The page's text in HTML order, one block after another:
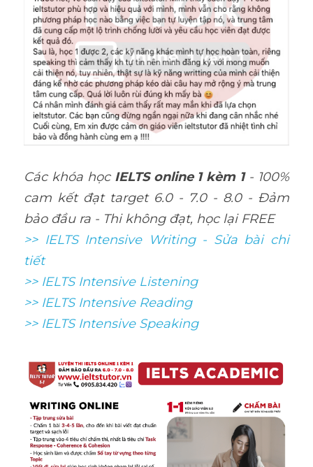
Các khóa học IELTS online 1 kèm 1 - 100%
cam kết đạt target 6.0 - 7.0 - 8.0 - Đảm
bảo đầu ra - Thi không đạt, học lại FREE
>> IELTS Intensive Writing - Sửa bài chi
tiết
>> IELTS Intensive Listening
>> IELTS Intensive Reading
>> IELTS Intensive Speaking